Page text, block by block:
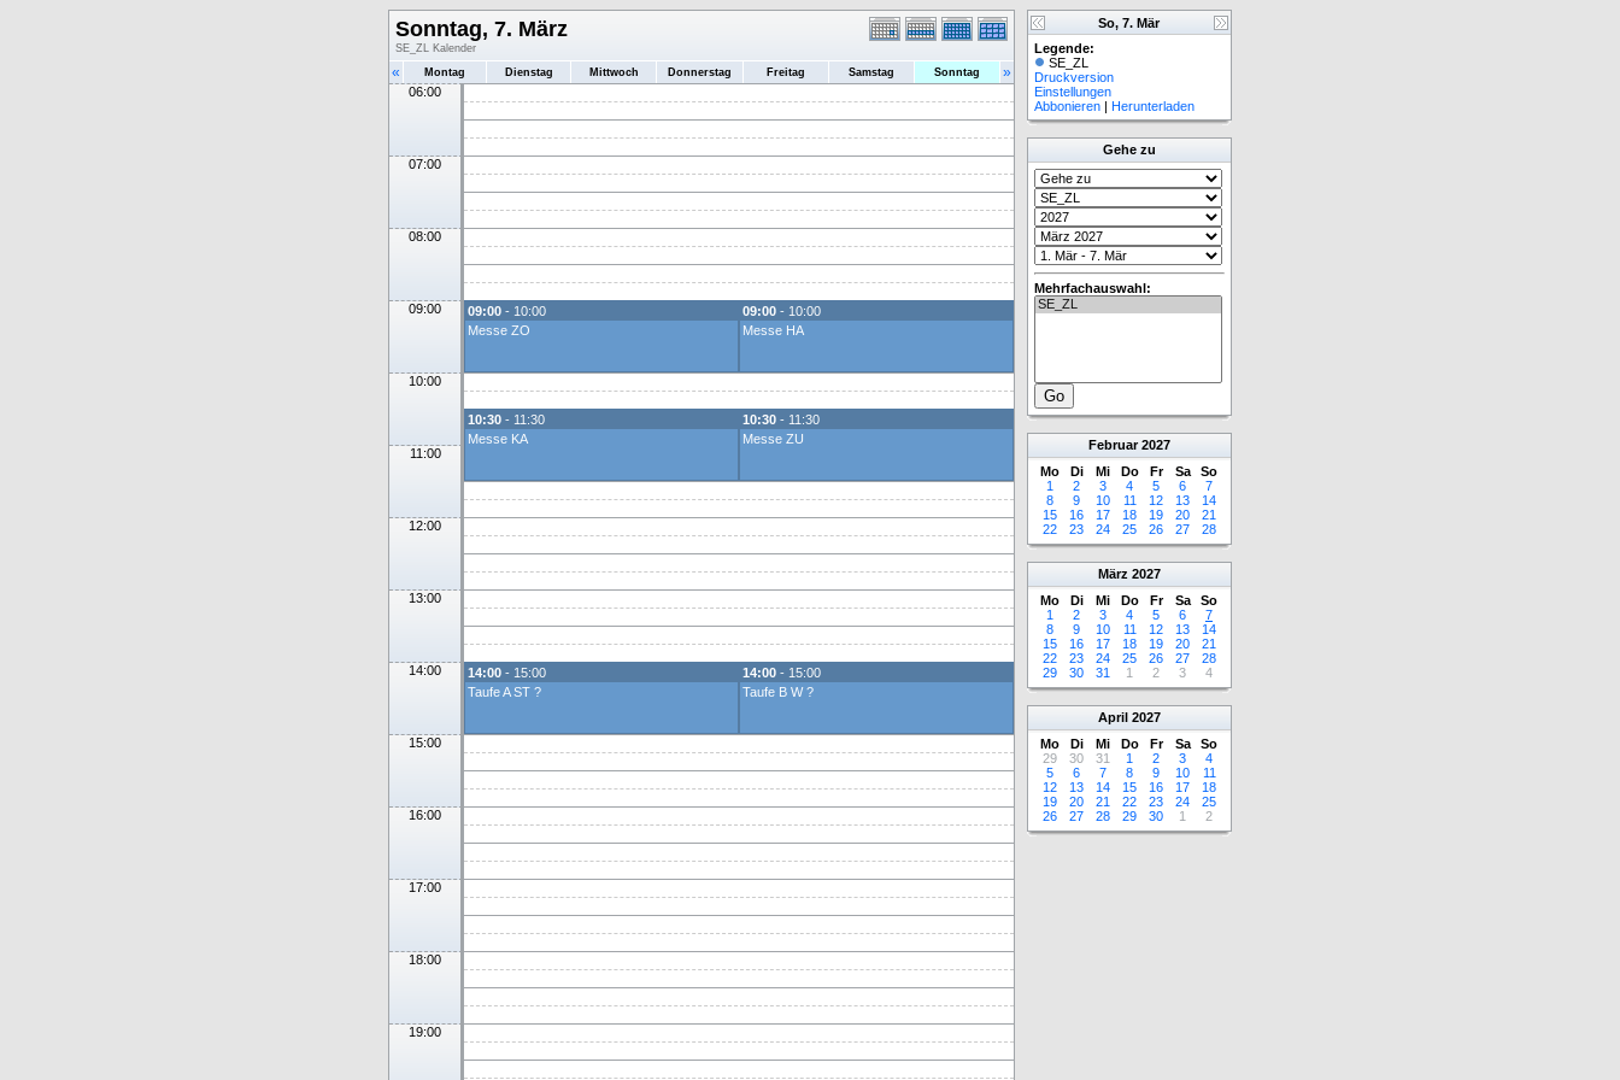
Sonntag, 7. März
SE_ZL Kalender
« Montag Dienstag Mittwoch Donnerstag Freitag Samstag Sonntag »
06:00
07:00
08:00
09:00 09:00 - 10:00
Messe ZO
09:00 - 10:00
Messe HA
10:00
10:30 - 11:30
Messe KA
10:30 - 11:30
Messe ZU
11:00
12:00
13:00
14:00 14:00 - 15:00
Taufe A ST ?
14:00 - 15:00
Taufe B W ?
15:00
16:00
17:00
18:00
19:00
So, 7. Mär
Legende:
SE_ZL
Druckversion
Einstellungen
Abbonieren | Herunterladen
Gehe zu
Mehrfachauswahl:
Februar 2027
Mo
Di Mi Do Fr Sa
So
1
2 3 4 5 6
7
8
9 10 11 12 13
14
15
16 17 18 19 20
21
22
23 24 25 26 27 28
März 2027
Mo
Di Mi Do Fr Sa
So
1
2 3 4 5 6
7
8
9 10 11 12 13
14
15
16 17 18 19 20
21
22
23 24 25 26 27
28
29
30 31 1 2 3 4
April 2027
Mo
Di Mi Do Fr Sa
So
29
30 31 1 2 3
4
5
6 7 8 9 10
11
12
13 14 15 16 17
18
19
20 21 22 23 24
25
26
27 28 29 30 1 2